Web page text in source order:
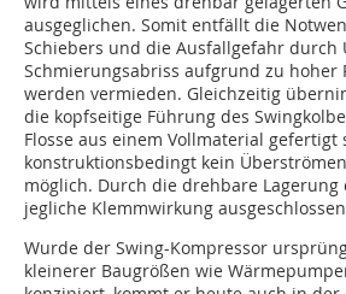
ausgeglichen. Somit entfällt die
Schiebers und die Ausfallgefahr durch
Schmierungsabriss aufgrund zu hoher
werden vermieden. Gleichzeitig
die kopfseitige Führung des
Flosse aus einem Vollmaterial gefertigt
konstruktionsbedingt kein
möglich. Durch die drehbare Lagerung
jegliche Klemmwirkung
Wurde der Swing-Kompressor
kleinerer Baugrößen wie